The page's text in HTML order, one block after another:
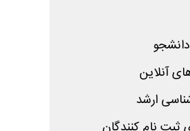
آنلاین
ارشد